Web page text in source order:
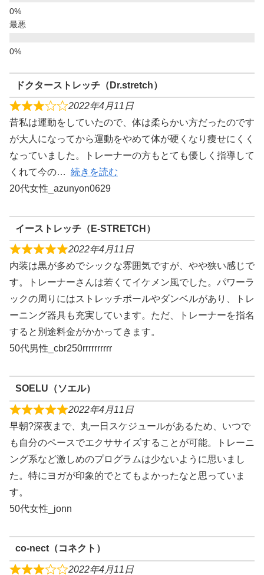
最悪
ドクターストレッチ（Dr.stretch）
2022年4月11日
昔私は運動をしていたので、体は柔らかい方だったのです
が大人になってから運動をやめて体が硬くなり痩せにくく
なっていました。トレーナーの方もとても優しく指導して
くれて今の
続きを読む
20代女性_azunyon0629
イーストレッチ（E-STRETCH）
2022年4月11日
内装は黒が多めでシックな雰囲気ですが、やや狭い感じで
す。トレーナーさんは若くてイケメン風でした。パワーラ
ックの周りにはストレッチポールやダンベルがあり、トレ
ーニング器具も充実しています。ただ、トレーナーを指名
すると別途料金がかかってきます。
50代男性_cbr250rrrrrrrrrr
SOELU（ソエル）
2022年4月11日
早朝?深夜まで、丸一日スケジュールがあるため、いつで
も自分のペースでエクササイズすることが可能。トレーニ
ング系など激しめのプログラムは少ないように思いまし
た。特にヨガが印象的でとてもよかったなと思っていま
す。
50代女性_jonn
co-nect（コネクト）
2022年4月11日